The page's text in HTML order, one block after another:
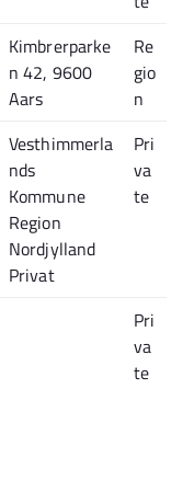
Kimbrerparke
n 42, 9600
Aars
Re
gio
n
Vesthimmerla
nds
Kommune
Region
Nordjylland
Privat
Pri
va
te
Pri
va
te